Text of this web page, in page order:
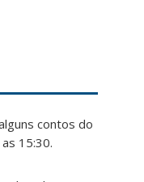
contos do
15:30.